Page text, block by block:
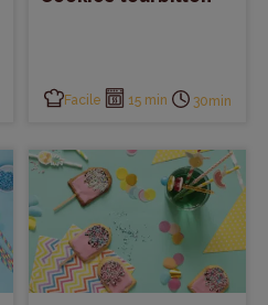
Facile 15 min 30min